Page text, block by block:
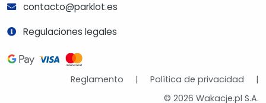
contacto@parklot.es
Regulaciones legales
Reglamento | Política de privacidad
|
© 2026 Wakacje.pl S.A.